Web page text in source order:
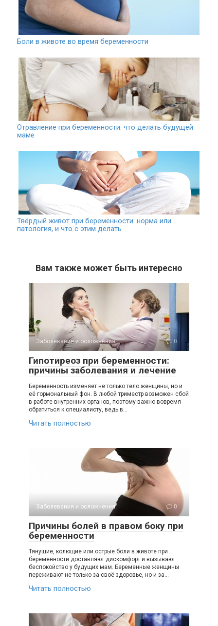
Боли в животе во время беременности
Отравление при беременности: что делать будущей
маме
Твёрдый живот при беременности: норма или
патология, и что с этим делать
Вам также может быть интересно
Заболевания и осложнения 0
Гипотиреоз при беременности:
причины заболевания и лечение
Беременность изменяет не только тело женщины, но и
её гормональный фон. В любой триместр возможен сбой
в работе внутренних органов, поэтому важно вовремя
обратиться к специалисту, ведь в…
Читать полностью
Заболевания и осложнения 0
Причины болей в правом боку при
беременности
Тянущие, колющие или острые боли в животе при
беременности доставляют дискомфорт и вызывают
беспокойство у будущих мам. Беременные женщины
переживают не только за своё здоровье, но и за…
Читать полностью